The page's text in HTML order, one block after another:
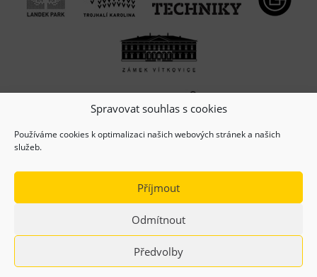
Spravovat souhlas s cookies
Používáme cookies k optimalizaci našich webových stránek a našich
služeb.
Příjmout
Odmítnout
Předvolby
(c) Copyright 2026, Dolní oblast VÍTKOVICE, z.s.